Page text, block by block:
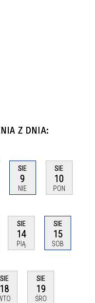
Z DNIA:
SIE
9
NIE
SIE
10
PON
SIE
14
PIĄ
SIE
15
SOB
SIE
18
SIE
19
ŚRO